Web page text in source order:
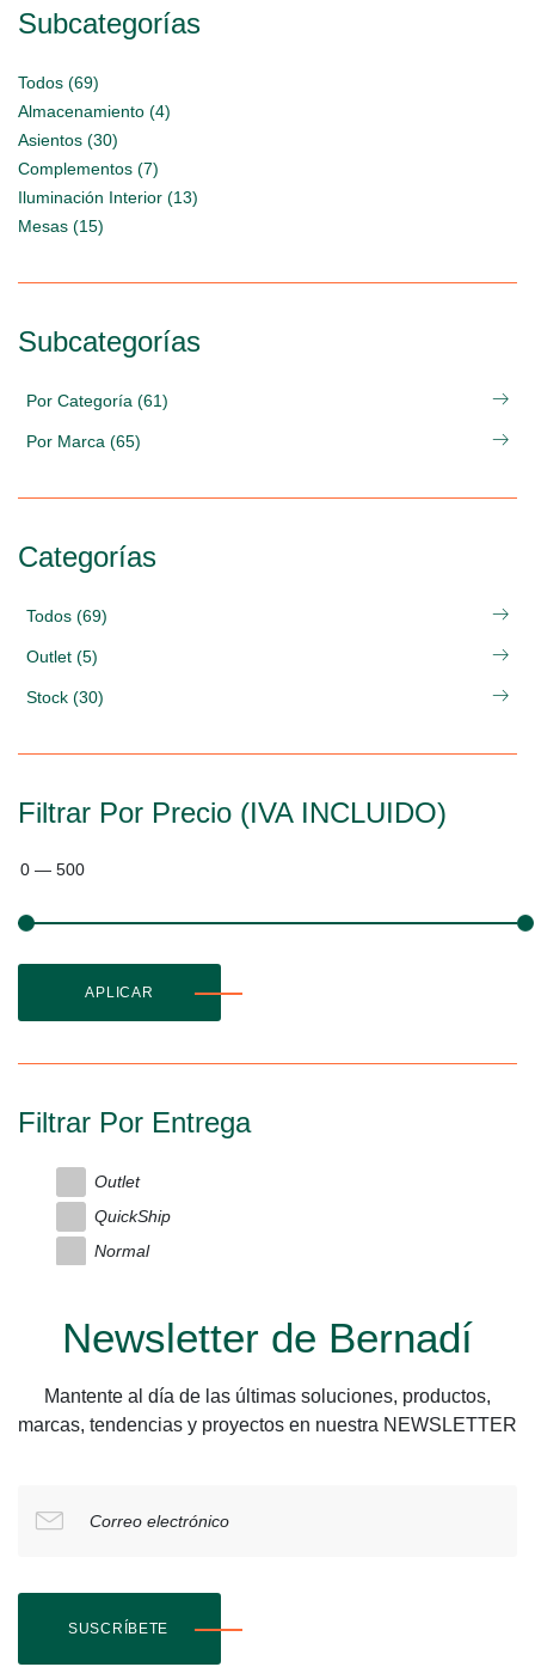
Subcategorías
Todos (69)
Almacenamiento (4)
Asientos (30)
Complementos (7)
Iluminación Interior (13)
Mesas (15)
Subcategorías
Por Categoría (61)
Por Marca (65)
Categorías
Todos (69)
Outlet (5)
Stock (30)
Filtrar Por Precio (IVA INCLUIDO)
0 — 500
APLICAR
Filtrar Por Entrega
Outlet
QuickShip
Normal
Newsletter de Bernadí
Mantente al día de las últimas soluciones, productos,
marcas, tendencias y proyectos en nuestra NEWSLETTER
Correo electrónico
SUSCRÍBETE